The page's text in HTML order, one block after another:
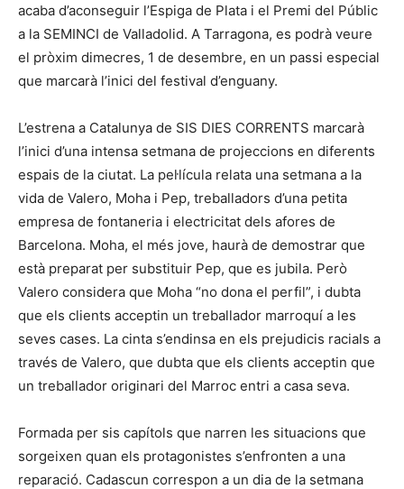
acaba d’aconseguir l’Espiga de Plata i el Premi del Públic
a la SEMINCI de Valladolid. A Tarragona, es podrà veure
el pròxim dimecres, 1 de desembre, en un passi especial
que marcarà l’inici del festival d’enguany.
L’estrena a Catalunya de SIS DIES CORRENTS marcarà
l’inici d’una intensa setmana de projeccions en diferents
espais de la ciutat. La pel·lícula relata una setmana a la
vida de Valero, Moha i Pep, treballadors d’una petita
empresa de fontaneria i electricitat dels afores de
Barcelona. Moha, el més jove, haurà de demostrar que
està preparat per substituir Pep, que es jubila. Però
Valero considera que Moha “no dona el perfil”, i dubta
que els clients acceptin un treballador marroquí a les
seves cases. La cinta s’endinsa en els prejudicis racials a
través de Valero, que dubta que els clients acceptin que
un treballador originari del Marroc entri a casa seva.
Formada per sis capítols que narren les situacions que
sorgeixen quan els protagonistes s’enfronten a una
reparació. Cadascun correspon a un dia de la setmana